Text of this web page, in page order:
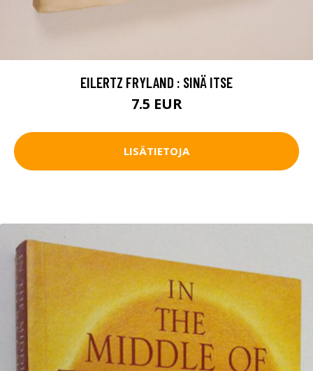
EILERTZ FRYLAND : SINÄ ITSE
7.5 EUR
LISÄTIETOJA